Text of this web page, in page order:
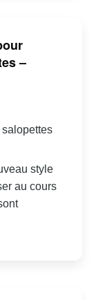
–
style
au cours